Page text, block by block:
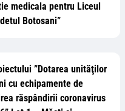
medicala pentru Liceul
Botosani”
”Dotarea unităţilor
cu echipamente de
răspândirii coronavirus